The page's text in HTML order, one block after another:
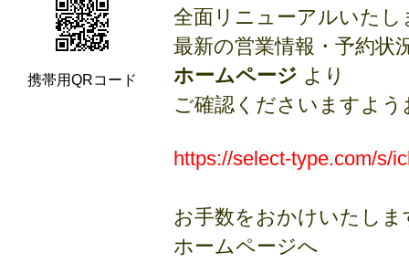
全面リニューアルいたし
最新の営業情報・予約
ホームページ より
ご確認くださいますよ
https://select-type.com/s/
お手数をおかけいたし
ホームページへ
携帯用QRコード